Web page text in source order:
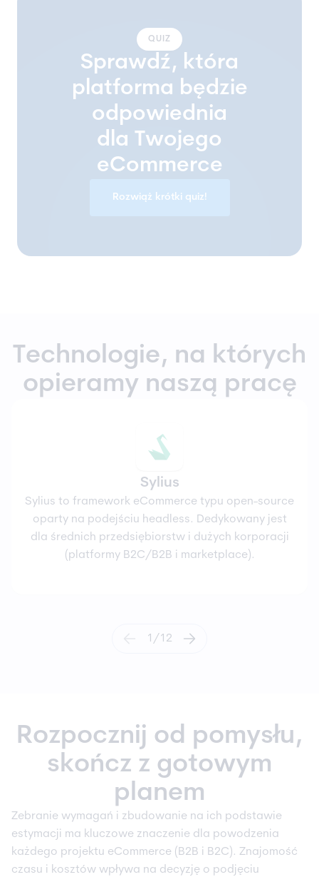
QUIZ
Sprawdź, która
platforma będzie
odpowiednia
dla Twojego
eCommerce
Rozwiąż krótki quiz!
Technologie, na których
opieramy naszą pracę
Sylius
Sylius to framework eCommerce typu open-source
oparty na podejściu headless. Dedykowany jest
dla średnich przedsiębiorstw i dużych korporacji
(platformy B2C/B2B i marketplace).
1 /12
Rozpocznij od pomysłu,
skończ z gotowym
planem
Zebranie wymagań i zbudowanie na ich podstawie
estymacji ma kluczowe znaczenie dla powodzenia
każdego projektu eCommerce (B2B i B2C). Znajomość
czasu i kosztów wpływa na decyzję o podjęciu